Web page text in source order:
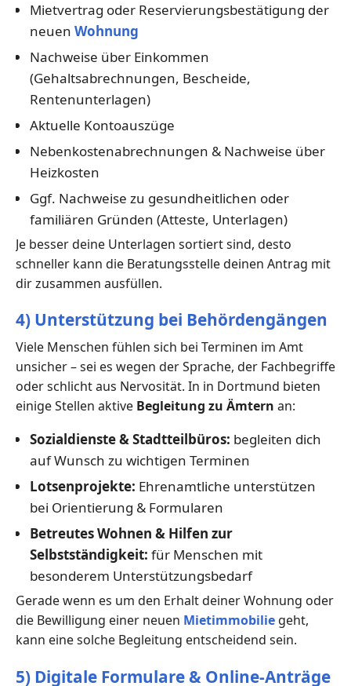
Mietvertrag oder Reservierungsbestätigung der
neuen Wohnung
Nachweise über Einkommen
(Gehaltsabrechnungen, Bescheide,
Rentenunterlagen)
Aktuelle Kontoauszüge
Nebenkostenabrechnungen & Nachweise über
Heizkosten
Ggf. Nachweise zu gesundheitlichen oder
familiären Gründen (Atteste, Unterlagen)
Je besser deine Unterlagen sortiert sind, desto
schneller kann die Beratungsstelle deinen Antrag mit
dir zusammen ausfüllen.
4) Unterstützung bei Behördengängen
Viele Menschen fühlen sich bei Terminen im Amt
unsicher – sei es wegen der Sprache, der Fachbegriffe
oder schlicht aus Nervosität. In in Dortmund bieten
einige Stellen aktive Begleitung zu Ämtern an:
Sozialdienste & Stadtteilbüros: begleiten dich
auf Wunsch zu wichtigen Terminen
Lotsenprojekte: Ehrenamtliche unterstützen
bei Orientierung & Formularen
Betreutes Wohnen & Hilfen zur
Selbstständigkeit: für Menschen mit
besonderem Unterstützungsbedarf
Gerade wenn es um den Erhalt deiner Wohnung oder
die Bewilligung einer neuen Mietimmobilie geht,
kann eine solche Begleitung entscheidend sein.
5) Digitale Formulare & Online-Anträge